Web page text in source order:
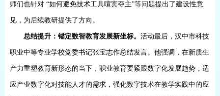
师们也针对 “如何避免技术工具喧宾夺主”等问题提出了建设性意
见，为后续教研提供了方向。
总结提升：锚定数智教育发展新坐标。活动最后，汉中市科技
职业中等专业学校党委书记张宝志作总结发言。他强调，在新质生
产力重塑教育新形态的当下，职业教育要紧跟数字化发展趋势，适
应产业数字化对技能人才的需求，强化数字技术在教学实践中的应